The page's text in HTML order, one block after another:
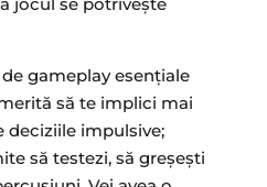
gameplay esențiale
să te implici mai
deciziile impulsive;
să testezi, să greșești